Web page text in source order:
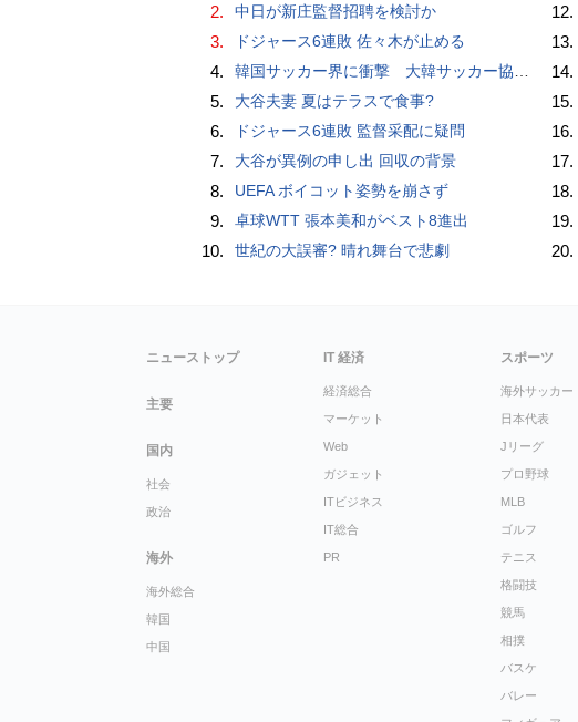
2. 中日が新庄監督招聘を検討か
3. ドジャース6連敗 佐々木が止める
4. 韓国サッカー界に衝撃 大韓サッカー協会に外国人審判への“性的接待”疑惑 韓国メディアが報道
5. 大谷夫妻 夏はテラスで食事?
6. ドジャース6連敗 監督采配に疑問
7. 大谷が異例の申し出 回収の背景
8. UEFA ボイコット姿勢を崩さず
9. 卓球WTT 張本美和がベスト8進出
10. 世紀の大誤審? 晴れ舞台で悲劇
12.
13.
14.
15.
16.
17.
18.
19.
20.
ニューストップ
主要
国内
社会
政治
海外
海外総合
韓国
中国
IT 経済
経済総合
マーケット
Web
ガジェット
ITビジネス
IT総合
PR
スポーツ
海外サッカー
日本代表
Jリーグ
プロ野球
MLB
ゴルフ
テニス
格闘技
競馬
相撲
バスケ
バレー